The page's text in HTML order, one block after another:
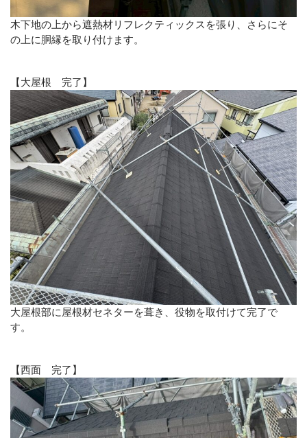
木下地の上から遮熱材リフレクティックスを張り、さらにそ
の上に胴縁を取り付けます。
【大屋根 完了】
大屋根部に屋根材セネターを葺き、役物を取付けて完了で
す。
【西面 完了】